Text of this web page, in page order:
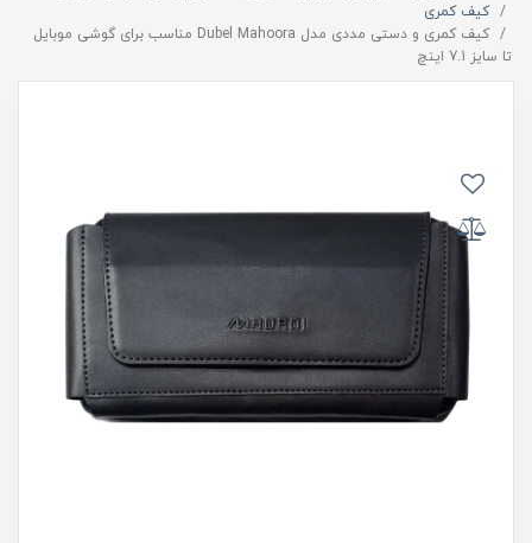
کیف کمری
کیف کمری و دستی مددی مدل Dubel Mahoora مناسب برای گوشی موبایل
تا سایز 7.1 اینچ